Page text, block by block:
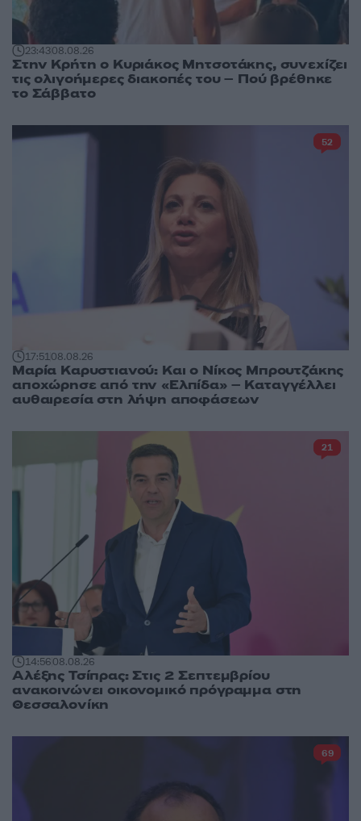
23:4308.08.26
Στην Κρήτη ο Κυριάκος Μητσοτάκης, συνεχίζει
τις ολιγοήμερες διακοπές του – Πού βρέθηκε
το Σάββατο
17:5108.08.26
Μαρία Καρυστιανού: Και ο Νίκος Μπρουτζάκης
αποχώρησε από την «Ελπίδα» – Καταγγέλλει
αυθαιρεσία στη λήψη αποφάσεων
52
14:5608.08.26
Αλέξης Τσίπρας: Στις 2 Σεπτεμβρίου
ανακοινώνει οικονομικό πρόγραμμα στη
Θεσσαλονίκη
21
69